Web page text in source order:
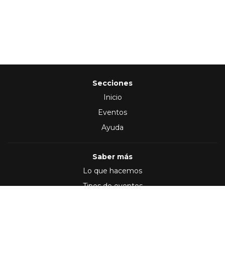
Secciones
Inicio
Eventos
Ayuda
Saber más
Lo que hacemos
Tipos de eventos